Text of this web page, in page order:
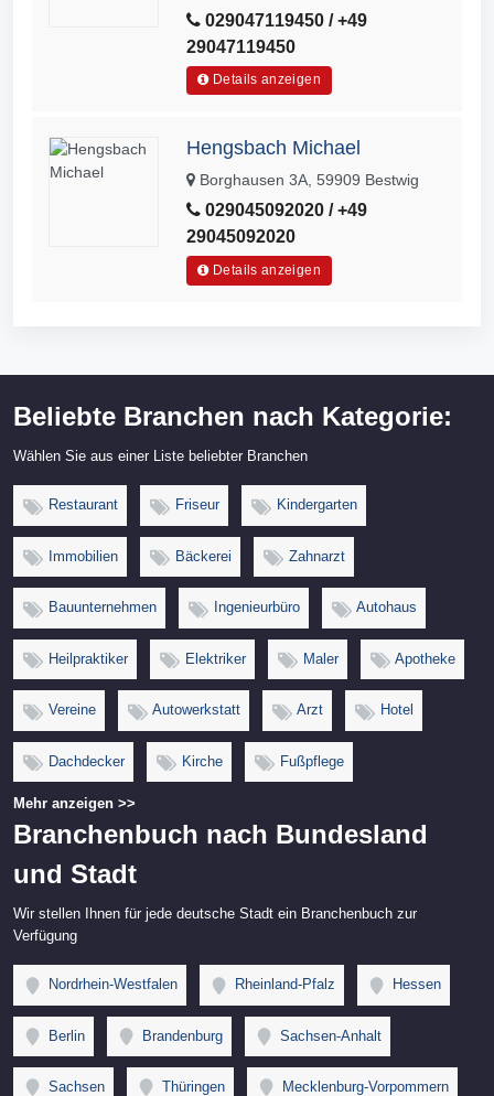
029047119450 / +49
29047119450
Details anzeigen
Hengsbach Michael
Borghausen 3A, 59909 Bestwig
029045092020 / +49
29045092020
Details anzeigen
Beliebte Branchen nach Kategorie:
Wählen Sie aus einer Liste beliebter Branchen
Restaurant Friseur Kindergarten
Immobilien Bäckerei Zahnarzt
Bauunternehmen Ingenieurbüro Autohaus
Heilpraktiker Elektriker Maler Apotheke
Vereine Autowerkstatt Arzt Hotel
Dachdecker Kirche Fußpflege
Mehr anzeigen >>
Branchenbuch nach Bundesland
und Stadt
Wir stellen Ihnen für jede deutsche Stadt ein Branchenbuch zur
Verfügung
Nordrhein-Westfalen Rheinland-Pfalz Hessen
Berlin Brandenburg Sachsen-Anhalt
Sachsen Thüringen Mecklenburg-Vorpommern